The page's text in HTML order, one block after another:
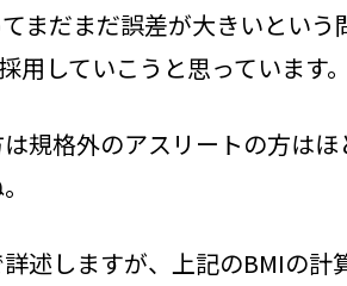
まだまだ誤差が大きいとい
用していこうと思っています。
規格外のアスリートの方は
述しますが、上記のBMIの計